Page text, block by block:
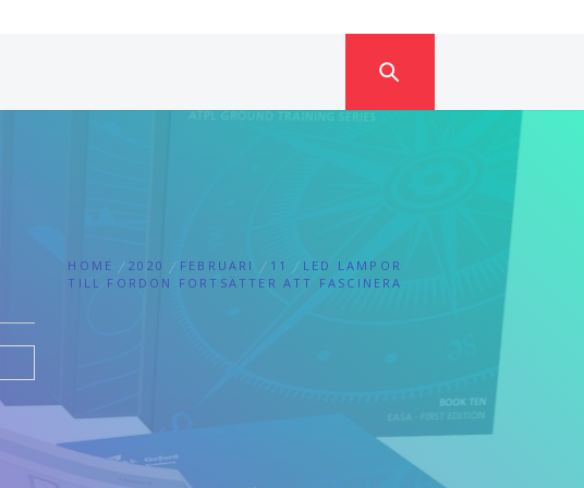
HOME 2020 FEBRUARI 11
LED LAMPOR
TILL FORDON FORTSÄTTER ATT FASCINERA